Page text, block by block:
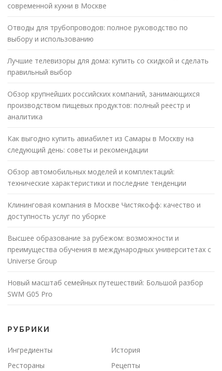
современной кухни в Москве
Отводы для трубопроводов: полное руководство по
выбору и использованию
Лучшие телевизоры для дома: купить со скидкой и сделать
правильный выбор
Обзор крупнейших российских компаний, занимающихся
производством пищевых продуктов: полный реестр и
аналитика
Как выгодно купить авиабилет из Самары в Москву на
следующий день: советы и рекомендации
Обзор автомобильных моделей и комплектаций:
технические характеристики и последние тенденции
Клининговая компания в Москве Чистякофф: качество и
доступность услуг по уборке
Высшее образование за рубежом: возможности и
преимущества обучения в международных университетах с
Universe Group
Новый масштаб семейных путешествий: Большой разбор
SWM G05 Pro
РУБРИКИ
Ингредиенты
История
Рестораны
Рецепты